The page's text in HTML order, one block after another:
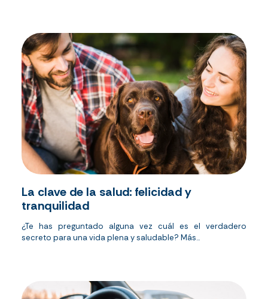
La clave de la salud: felicidad y
tranquilidad
¿Te has preguntado alguna vez cuál es el verdadero
secreto para una vida plena y saludable? Más...